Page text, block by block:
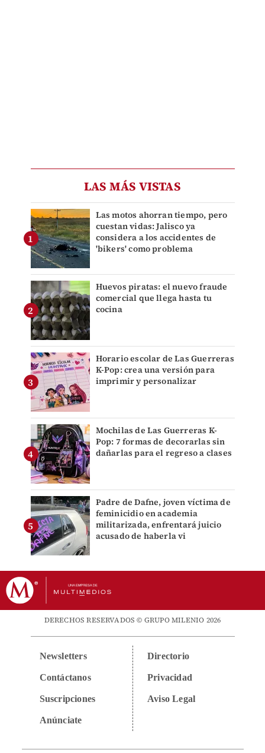
LAS MÁS VISTAS
Las motos ahorran tiempo, pero
cuestan vidas: Jalisco ya
considera a los accidentes de
'bikers' como problema
Huevos piratas: el nuevo fraude
comercial que llega hasta tu
cocina
Horario escolar de Las Guerreras
K-Pop: crea una versión para
imprimir y personalizar
Mochilas de Las Guerreras K-
Pop: 7 formas de decorarlas sin
dañarlas para el regreso a clases
Padre de Dafne, joven víctima de
feminicidio en academia
militarizada, enfrentará juicio
acusado de haberla vi
DERECHOS RESERVADOS © GRUPO MILENIO 2026
Newsletters
Contáctanos
Suscripciones
Anúnciate
Directorio
Privacidad
Aviso Legal